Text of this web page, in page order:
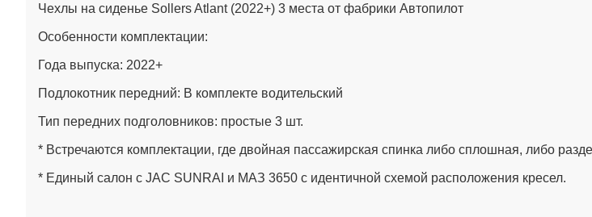
Чехлы на сиденье Sollers Atlant (2022+) 3 места от фабрики Автопилот
Особенности комплектации:
Года выпуска: 2022+
Подлокотник передний: В комплекте водительский
Тип передних подголовников: простые 3 шт.
* Встречаются комплектации, где двойная пассажирская спинка либо сплошная, либо
* Единый салон с JAC SUNRAI и МАЗ 3650 с идентичной схемой расположения кресел.